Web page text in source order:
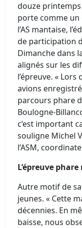
douze printemps
porte comme
l’AS mantaise,
de participation
Dimanche dans
alignés sur les
l’épreuve. «
avions
parcours phare
Boulogne-
c’est important
souligne Michel
l’ASM,
L’épreuve
Autre motif de
jeunes. « Cette
décennies. En
baisse, nous